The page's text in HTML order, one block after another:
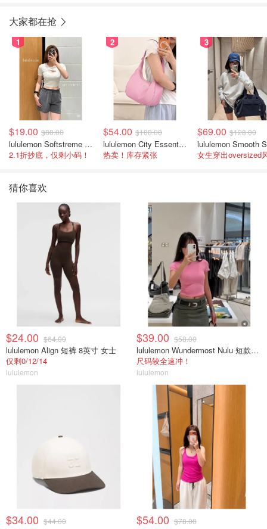
大家都在抢
1
$19.00 $88.00
lululemon Softstreme 女士高腰短裤 10cm
2.1折抄底，仅剩小码！
2
$54.00 $108.00
lululemon City Essentials 肩背包 4L
热卖！库存紧张
3
$69.00 $128.00
女生穿出oversized
猜你喜欢
$24.00 $64.00
lululemon Align 短裤 8英寸 女士
仅剩0/12/14
lululemon
$39.00 $58.00
lululemon Wundermost Nulu 短款圆领T恤
尺码较全速冲！
lululemon
$34.00 $44.00 $54.00 $78.00